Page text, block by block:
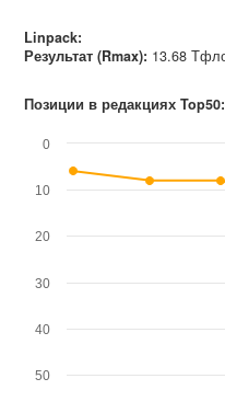
Linpack:
Результат (Rmax): 13.68
Позиции в редакциях Top50:
0
10
20
30
40
50